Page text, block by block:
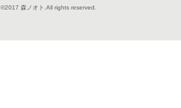
©2017 森ノオト.All rights reserved.